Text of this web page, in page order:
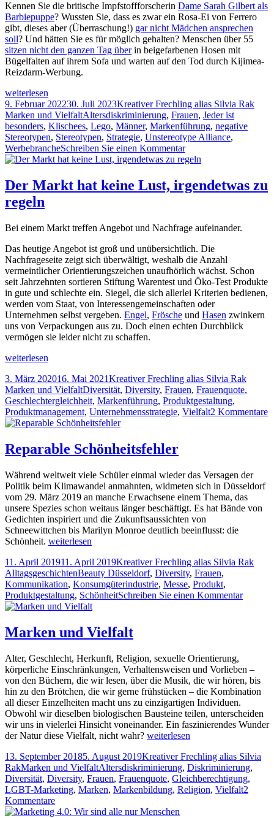
Kennen Sie die britische Impfstoffforscherin Dame Sarah Gilbert als
Barbiepuppe? Wussten Sie, dass es zwar ein Rosa-Ei von Ferrero
gibt, dieses aber (Überraschung!) gar nicht Mädchen ansprechen
soll? Und hätten Sie es für möglich gehalten? Menschen über 55
sitzen nicht den ganzen Tag überin beigefarbenen Hosen mit
Bügelfalten auf ihrem Sofa und warten auf den Tod durch Kijimea-
Reizdarm-Werbung.
Neu:
Jetzt
ohne
negative
Stereotypen
weiterlesen
Veröffentlicht
am
9. Februar 202230. Juli 2023Autor
Kreativer Frechling alias Silvia Rak
Marken und VielfaltTags
Altersdiskriminierung, Frauen, Jeder ist
besonders, Klischees, Lego, Männer, Markenführung, negative
Stereotypen, Stereotypen, Strategie, Unstereotype Alliance,
WerbebrancheSchreiben Sie einen Kommentarzu
Neu:
ohne
negative
Der Markt hat keine Lust, irgendetwas zu
regeln
Bei einem Markt treffen Angebot und Nachfrage aufeinander.
Das heutige Angebot ist groß und unübersichtlich. Die
Nachfrageseite zeigt sich überwältigt, weshalb die Anzahl
vermeintlicher Orientierungszeichen unaufhörlich wächst. Schon
seit Jahrzehnten sortieren Stiftung Warentest und Öko-Test Produkte
in gute und schlechte ein. Siegel, die sich allerlei Kriterien bedienen,
werden vom Staat, von Interessengemeinschaften oder
Unternehmen selbst vergeben. Engel, Frösche und Hasen zwinkern
uns von Verpackungen aus zu. Doch einen echten Durchblick
vermögen sie leider nicht zu schaffen.
Der
hat
keine
Lust,
irgendetwas
zu
weiterlesen
Veröffentlicht
am
3. März 202016. Mai 2021Autor
Kreativer Frechling alias Silvia Rak
Marken und VielfaltTags
Diversität, Diversity, Frauen, Frauenquote,
Geschlechtergleichheit, Markenführung, Produktgestaltung,
Produktmanagement, Unternehmensstrategie, Vielfalt2 Kommentare
Reparable Schön­heits­feh­ler
Während weltweit viele Schüler einmal wieder das Versagen der
Politik beim Klimawandel anmahnten, widmeten sich in Düsseldorf
vom 29. März 2019 an manche Erwachsene einem Thema, das
unsere Spezies schon weitaus länger beschäftigt. Es hat Bände von
Gedichten inspiriert und die Zukunftsaussichten von
Schneewittchen bis Marilyn Monroe deutlich beeinflusst: die
Schönheit. Reparable
weiterlesen
Veröffentlicht
am
11. April 201911. April 2019Autor
Kreativer Frechling alias Silvia Rak
AlltagsgeschichtenTags
Beauty Düsseldorf, Diversity, Frauen,
Kommunikation, Konsumgüterindustrie, Messe, Produkt,
Produktgestaltung, SchönheitSchreiben Sie einen Kommentarzu
Marken und Vielfalt
Alter, Geschlecht, Herkunft, Religion, sexuelle Orientierung,
körperliche Einschränkungen, Verhaltensweisen und Vorlieben –
von den Büchern, die wir lesen, über die Musik, die wir hören, bis
hin zu den Brötchen, die wir gerne frühstücken – die Kombination
all dieser Einzelheiten macht uns zu einzigartigen Individuen.
Obwohl wir dieselben biologischen Bausteine teilen, unterscheiden
wir uns in vielerlei Hinsicht voneinander. Ein faszinierendes Wunder
der Natur diese Vielfalt, nicht wahr? Marken
Vielfalt
weiterlesen
Veröffentlicht
am
13. September 20185. August 2019Autor
Kreativer Frechling alias Silvia
RakKategorien
Marken und VielfaltTags
Altersdiskriminierung, Diskriminierung,
Diversität, Diversity, Frauen, Frauenquote, Gleichberechtigung,
LGBT-Marketing, Marken, Markenbildung, Religion, Vielfalt2
Kommentarezu
Marken